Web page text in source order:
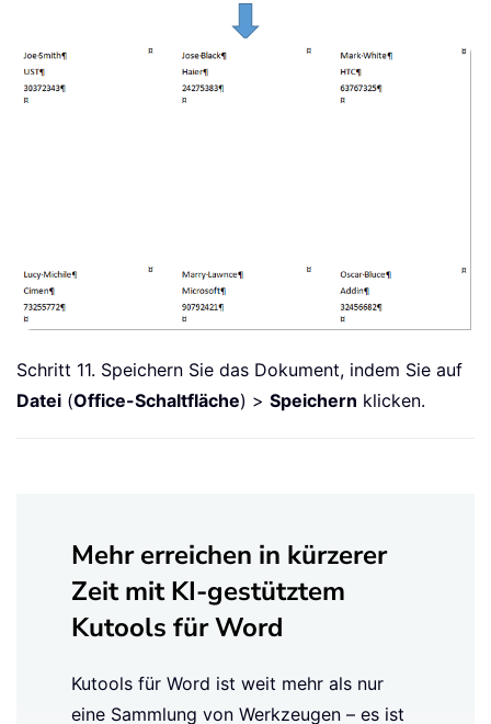
Schritt 11. Speichern Sie das Dokument, indem Sie auf
Datei (Office-Schaltfläche) > Speichern klicken.
Mehr erreichen in kürzerer
Zeit mit KI-gestütztem
Kutools für Word
Kutools für Word ist weit mehr als nur
eine Sammlung von Werkzeugen – es ist